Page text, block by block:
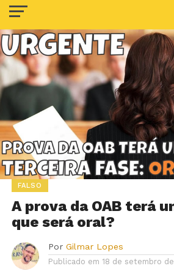
FALSO
A prova da OAB terá
que será oral?
Por Gilmar Lopes
Publicado em 18 de setembro